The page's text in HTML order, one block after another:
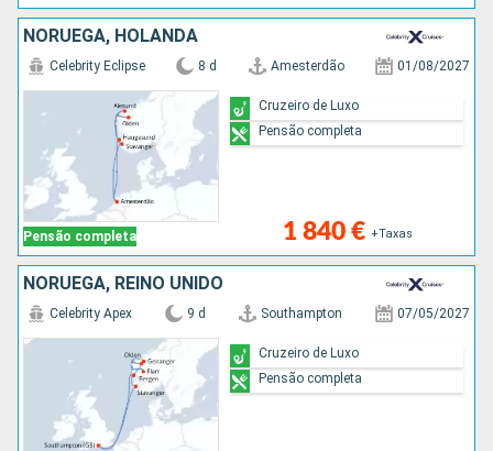
NORUEGA, HOLANDA
Pensão completa
Celebrity Eclipse 8 d Amesterdão 01/08/2027
1 840 € +Taxas
Cruzeiro de Luxo
Pensão completa
NORUEGA, REINO UNIDO
Celebrity Apex 9 d Southampton 07/05/2027
Cruzeiro de Luxo
Pensão completa